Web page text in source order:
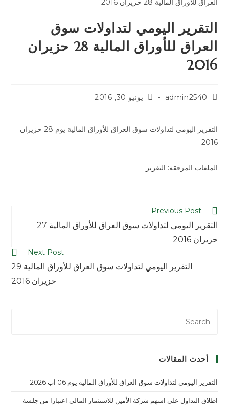
التقرير اليومي لتداولات سوق
العراق للأوراق المالية 28 حزيران
2016
admin2540 يونيو 30, 2016
التقرير اليومي لتداولات سوق العراق للأوراق المالية يوم 28 حزيران
2016
الملفات المرفقة: التقرير
Previous Post
التقرير اليومي لتداولات سوق العراق للأوراق المالية 27
حزيران 2016
Next Post
التقرير اليومي لتداولات سوق العراق للأوراق المالية 29
حزيران 2016
أحدث المقالات
التقرير اليومي لتداولات سوق العراق للأوراق المالية يوم 06 اب 2026
اطلاق التداول على اسهم شركة الأمين للاستثمار المالي اعتبارا من جلسة